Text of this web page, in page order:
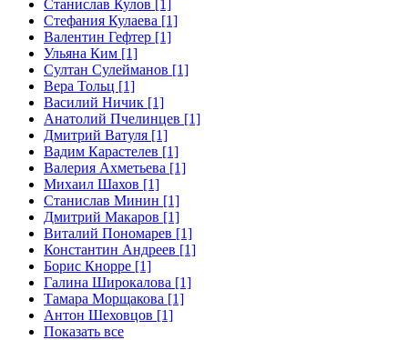
Станислав Кулов [1]
Стефания Кулаева [1]
Валентин Гефтер [1]
Ульяна Ким [1]
Султан Сулейманов [1]
Верa Тольц [1]
Василий Ничик [1]
Анатолий Пчелинцев [1]
Дмитрий Ватуля [1]
Вадим Карастелев [1]
Валерия Ахметьева [1]
Михаил Шахов [1]
Станислав Минин [1]
Дмитрий Макаров [1]
Виталий Пономарев [1]
Константин Андреев [1]
Борис Кнорре [1]
Галина Широкалова [1]
Тамара Морщакова [1]
Антон Шеховцов [1]
Показать все